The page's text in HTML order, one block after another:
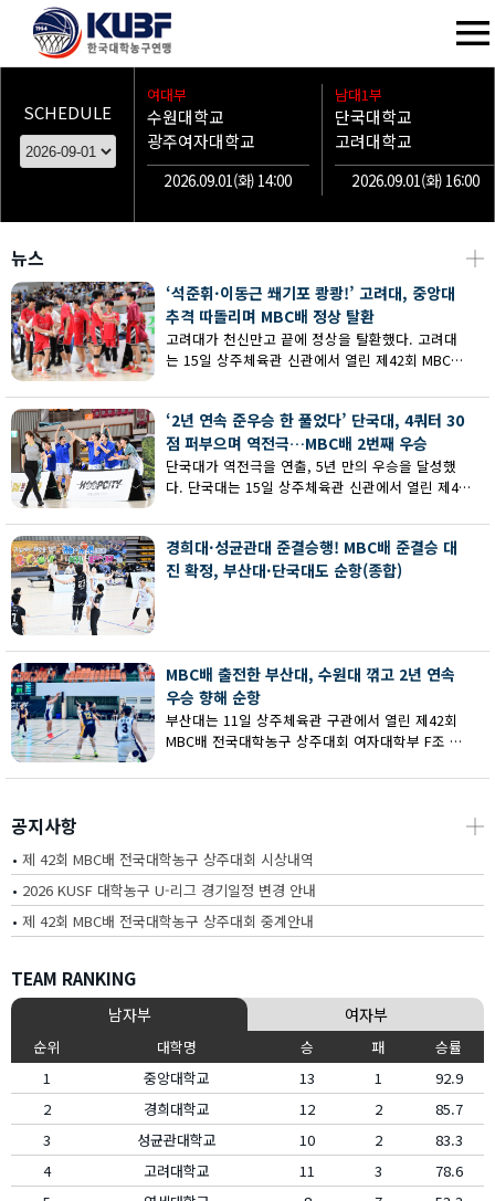
SCHEDULE
여대부
수원대학교
광주여자대학교
2026.09.01(화) 14:00
남대1부
단국대학교
고려대학교
2026.09.01(화) 16:00
뉴스 ┼
‘석준휘·이동근 쐐기포 쾅쾅!’ 고려대, 중앙대
추격 따돌리며 MBC배 정상 탈환
고려대가 천신만고 끝에 정상을 탈환했다. 고려대
는 15일 상주체육관 신관에서 열린 제42회 MBC배
추격을 따돌리며 73-62로 승리했다.
‘2년 연속 준우승 한 풀었다’ 단국대, 4쿼터 30
점 퍼부으며 역전극…MBC배 2번째 우승
단국대가 역전극을 연출, 5년 만의 우승을 달성했
다. 단국대는 15일 상주체육관 신관에서 열린 제42
서 부산대에 73-67로 역전승했다.
경희대·성균관대 준결승행! MBC배 준결승 대
진 확정, 부산대·단국대도 순항(종합)
MBC배 출전한 부산대, 수원대 꺾고 2년 연속
우승 향해 순항
부산대는 11일 상주체육관 구관에서 열린 제42회
MBC배 전국대학농구 상주대회 여자대학부 F조 예
공지사항 ┼
• 제 42회 MBC배 전국대학농구 상주대회 시상내역
• 2026 KUSF 대학농구 U-리그 경기일정 변경 안내
• 제 42회 MBC배 전국대학농구 상주대회 중계안내
TEAM RANKING
남자부 여자부
순위 대학명 승 패
승률
1
중앙대학교 13 1
92.9
2
경희대학교 12 2
85.7
3
성균관대학교 10 2
83.3
4
고려대학교 11 3
78.6